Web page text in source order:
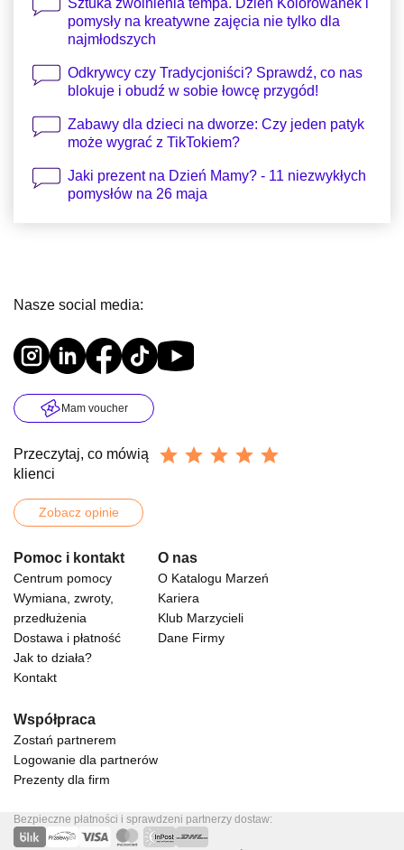
pomysły na kreatywne zajęcia nie tylko dla
najmłodszych
Odkrywcy czy Tradycjoniści? Sprawdź, co nas
blokuje i obudź w sobie łowcę przygód!
Zabawy dla dzieci na dworze: Czy jeden patyk
może wygrać z TikTokiem?
Jaki prezent na Dzień Mamy? - 11 niezwykłych
pomysłów na 26 maja
Nasze social media:
Mam voucher
Przeczytaj, co mówią
klienci
Zobacz opinie
Pomoc i kontakt
Centrum pomocy
Wymiana, zwroty,
przedłużenia
Dostawa i płatność
Jak to działa?
Kontakt
O nas
O Katalogu Marzeń
Kariera
Klub Marzycieli
Dane Firmy
Współpraca
Zostań partnerem
Logowanie dla partnerów
Prezenty dla firm
Bezpieczne płatności i sprawdzeni partnerzy dostaw: